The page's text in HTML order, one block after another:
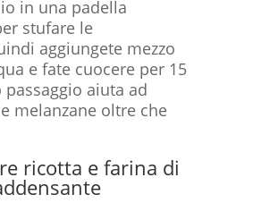
in una padella
stufare le
aggiungete mezzo
e fate cuocere per 15
aiuta ad
melanzane oltre che
ricotta e farina di